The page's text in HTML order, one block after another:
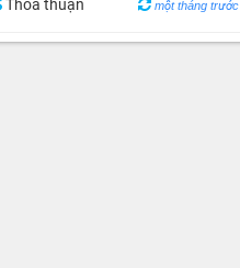
Thỏa thuận
một tháng trước